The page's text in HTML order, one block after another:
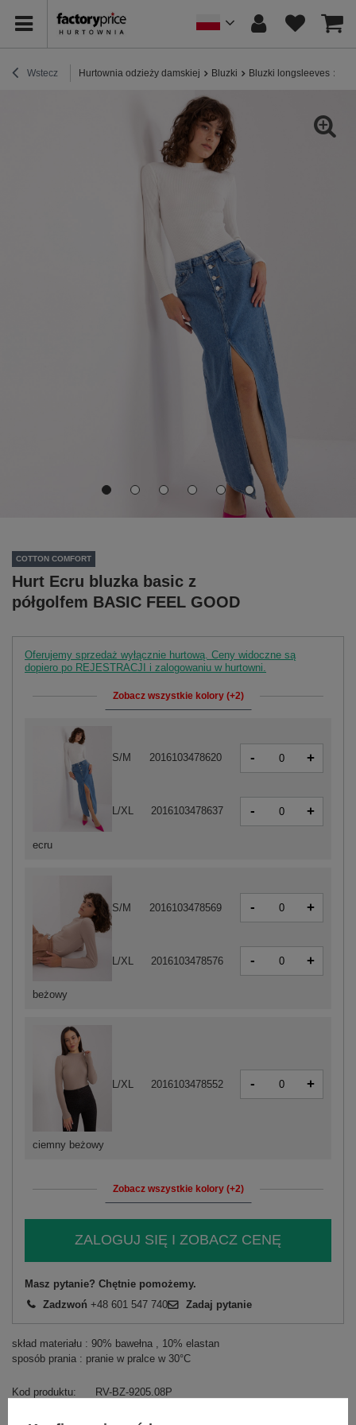
Wstecz Hurtownia odzieży damskiej Bluzki Bluzki longsleeves
COTTON COMFORT
Hurt Ecru bluzka basic z
półgolfem BASIC FEEL GOOD
Oferujemy sprzedaż wyłącznie hurtową. Ceny widoczne są
dopiero po REJESTRACJI i zalogowaniu w hurtowni.
Zobacz wszystkie kolory (+2)
ecru
S/M 2016103478620 - +
L/XL 2016103478637 - +
beżowy
S/M 2016103478569 - +
L/XL 2016103478576 - +
ciemny beżowy
L/XL 2016103478552 - +
Zobacz wszystkie kolory (+2)
ZALOGUJ SIĘ I ZOBACZ CENĘ
Masz pytanie? Chętnie pomożemy.
Zadzwoń +48 601 547 740 Zadaj pytanie
skład materiału : 90% bawełna , 10% elastan
sposób prania : pranie w pralce w 30°C
Kod produktu
RV-BZ-9205.08P